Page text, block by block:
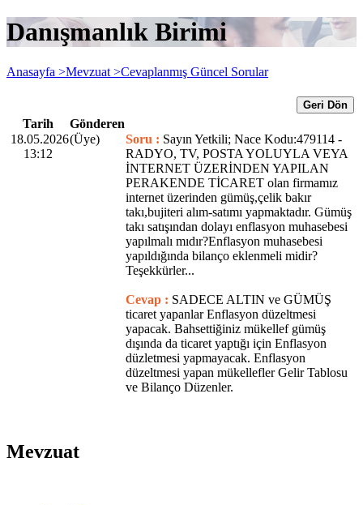
Danışmanlık Birimi
Anasayfa >Mevzuat >Cevaplanmış Güncel Sorular
Geri Dön
Tarih
Gönderen
18.05.2026
13:12
(Üye) Soru : Sayın Yetkili; Nace Kodu:479114 -
RADYO, TV, POSTA YOLUYLA VEYA
İNTERNET ÜZERİNDEN YAPILAN
PERAKENDE TİCARET olan firmamız
internet üzerinden gümüş,çelik bakır
takı,bujiteri alım-satımı yapmaktadır. Gümüş
takı satışından dolayı enflasyon muhasebesi
yapılmalı mıdır?Enflasyon muhasebesi
yapıldığında bilanço eklenmeli midir?
Teşekkürler...
Cevap : SADECE ALTIN ve GÜMÜŞ
ticaret yapanlar Enflasyon düzeltmesi
yapacak. Bahsettiğiniz mükellef gümüş
dışında da ticaret yaptığı için Enflasyon
düzletmesi yapmayacak. Enflasyon
düzeltmesi yapan mükellefler Gelir Tablosu
ve Bilanço Düzenler.
Mevzuat